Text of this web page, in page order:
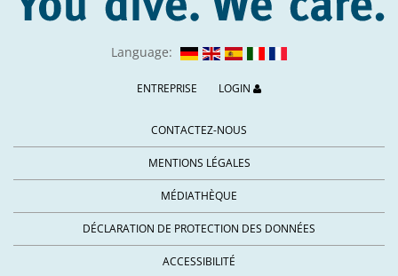
Language:
ENTREPRISE LOGIN
CONTACTEZ-NOUS
MENTIONS LÉGALES
MÉDIATHÈQUE
DÉCLARATION DE PROTECTION DES DONNÉES
ACCESSIBILITÉ